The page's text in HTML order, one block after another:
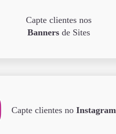
Capte clientes nos
Bannersde Sites
Capte clientes no Instagram